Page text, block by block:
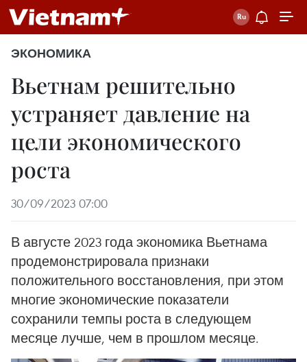
ЭКОНОМИКА
Вьетнам решительно
устраняет давление на
цели экономического
роста
30/09/2023 07:00
В августе 2023 года экономика Вьетнама
продемонстрировала признаки
положительного восстановления, при этом
многие экономические показатели
сохранили темпы роста в следующем
месяце лучше, чем в прошлом месяце.